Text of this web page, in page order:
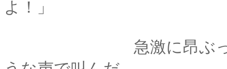
よ！」
急激に昂ぶった感情